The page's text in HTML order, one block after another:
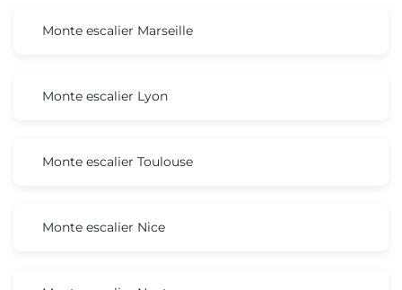
Monte escalier Marseille
Monte escalier Lyon
Monte escalier Toulouse
Monte escalier Nice